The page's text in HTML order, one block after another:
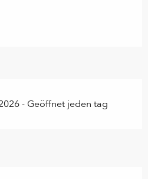
- Geöffnet jeden tag